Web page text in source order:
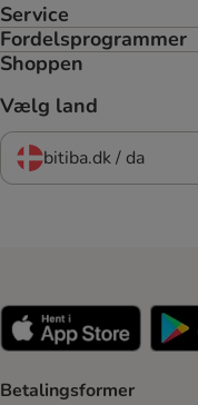
Service
Fordelsprogrammer
Shoppen
Vælg land
bitiba.dk / da
Betalingsformer